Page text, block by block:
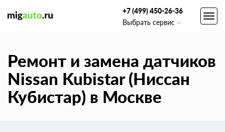
+7 (499) 450-26-36
Выбрать сервис
Ремонт и замена датчиков
Nissan Kubistar (Ниссан
Кубистар) в Москве